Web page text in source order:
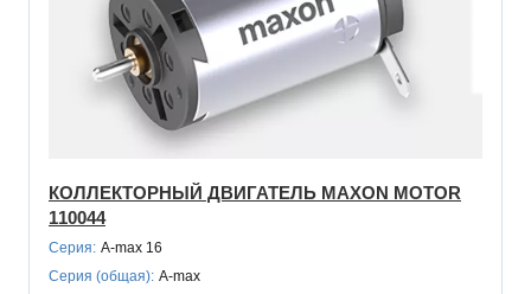
КОЛЛЕКТОРНЫЙ ДВИГАТЕЛЬ MAXON MOTOR
110044
Серия: A-max 16
Серия (общая): A-max